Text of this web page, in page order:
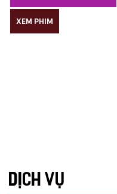
XEM PHIM
DỊCH VỤ